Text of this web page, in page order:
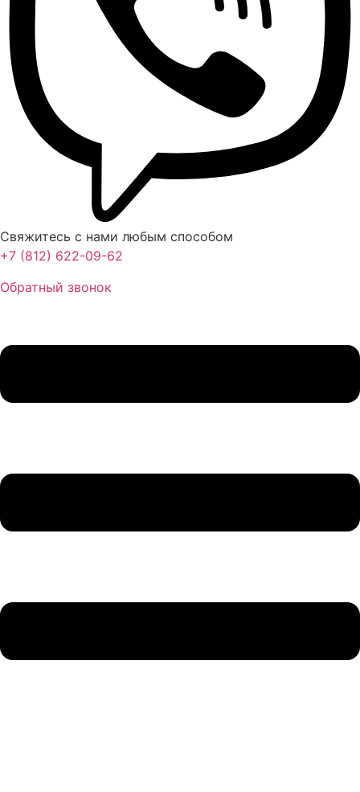
Свяжитесь с нами любым способом
+7 (812) 622-09-62
Обратный звонок